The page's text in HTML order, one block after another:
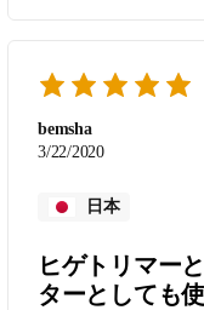
bemsha
3/22/2020
日本
ヒゲトリマー
ターとしても